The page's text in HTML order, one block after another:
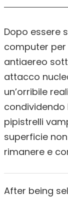
Dopo essere
computer
antiaereo
attacco
un’orribile
condividendo
pipistrelli
superficie
rimanere e
After being